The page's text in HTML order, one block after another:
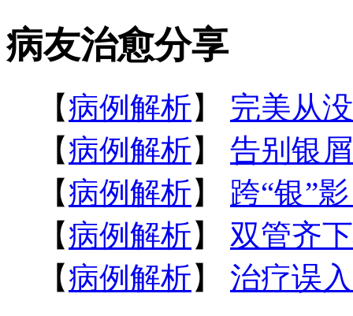
病友治愈分享
【病例解析】 完美从
【病例解析】 告别银
【病例解析】 跨“银”
【病例解析】 双管齐
【病例解析】 治疗误